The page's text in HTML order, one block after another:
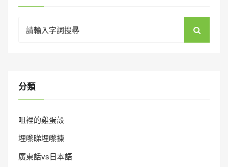
for:
分類
咀裡的雞蛋殼
埋嚟睇埋嚟揀
廣東話vs日本語